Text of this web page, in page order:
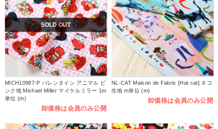
SOLD OUT
MICH10987-P バレンタイン アニマル ピ
ンク地 Michael Miller マイケルミラー 1m
単位 (m)
卸価格は会員のみ公開
NL-CAT Maison de Fabric [Hat cat] ネコ
生地 m単位 (m)
卸価格は会員のみ公開